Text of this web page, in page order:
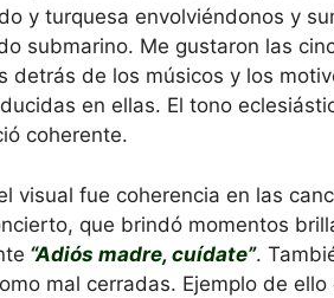
y turquesa envolviéndonos y
submarino. Me gustaron las
detrás de los músicos y los
en ellas. El tono
coherente.
visual fue coherencia en las
que brindó momentos
“Adiós madre, cuídate”.
mal cerradas. Ejemplo de ello